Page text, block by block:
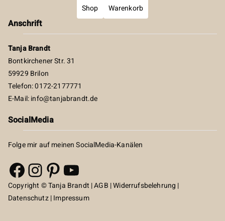
Shop Warenkorb
Anschrift
Tanja Brandt
Bontkirchener Str. 31
59929 Brilon
Telefon: 0172-2177771
E-Mail:info@tanjabrandt.de
SocialMedia
Folge mir auf meinen SocialMedia-Kanälen
Facebook
Instagram
Pinterest
YouTube
Copyright © Tanja Brandt |AGB |Widerrufsbelehrung |
Datenschutz|Impressum